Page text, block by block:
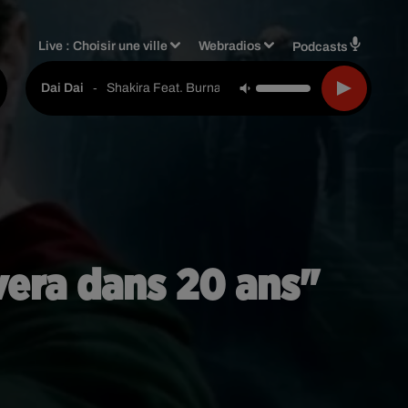
Live :Choisir une ville Webradios Podcasts
Dai Dai - Shakira Feat. Burna Boy
dans 20 ans"